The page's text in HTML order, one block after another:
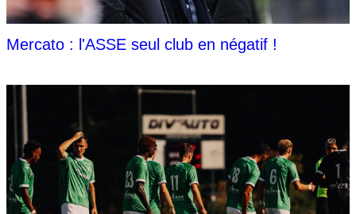
Mercato : l'ASSE seul club en négatif !